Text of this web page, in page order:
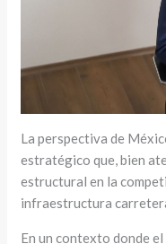
La perspectiva de
estratégico que, bien
estructural en la
infraestructura
En un contexto donde